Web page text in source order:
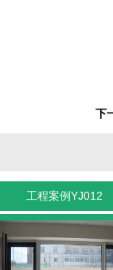
下
工程案例YJ012